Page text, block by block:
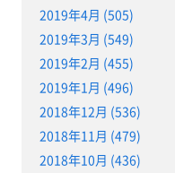
2019年4月 (505)
2019年3月 (549)
2019年2月 (455)
2019年1月 (496)
2018年12月 (536)
2018年11月 (479)
2018年10月 (436)